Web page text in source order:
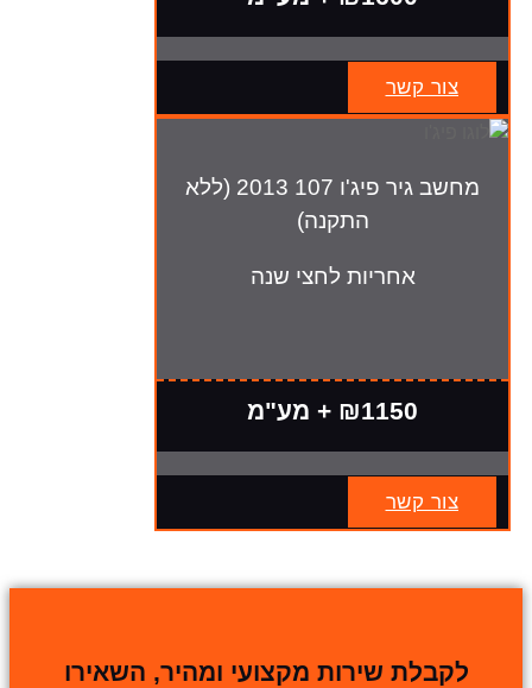
צור קשר
מחשב גיר פיג'ו 107 2013 (ללא
התקנה)
אחריות לחצי שנה
₪1150 + מע"מ
צור קשר
לקבלת שירות מקצועי ומהיר, השאירו